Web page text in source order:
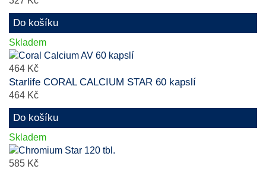
Do košíku
Skladem
464 Kč
Starlife CORAL CALCIUM STAR 60 kapslí
464 Kč
Do košíku
Skladem
585 Kč